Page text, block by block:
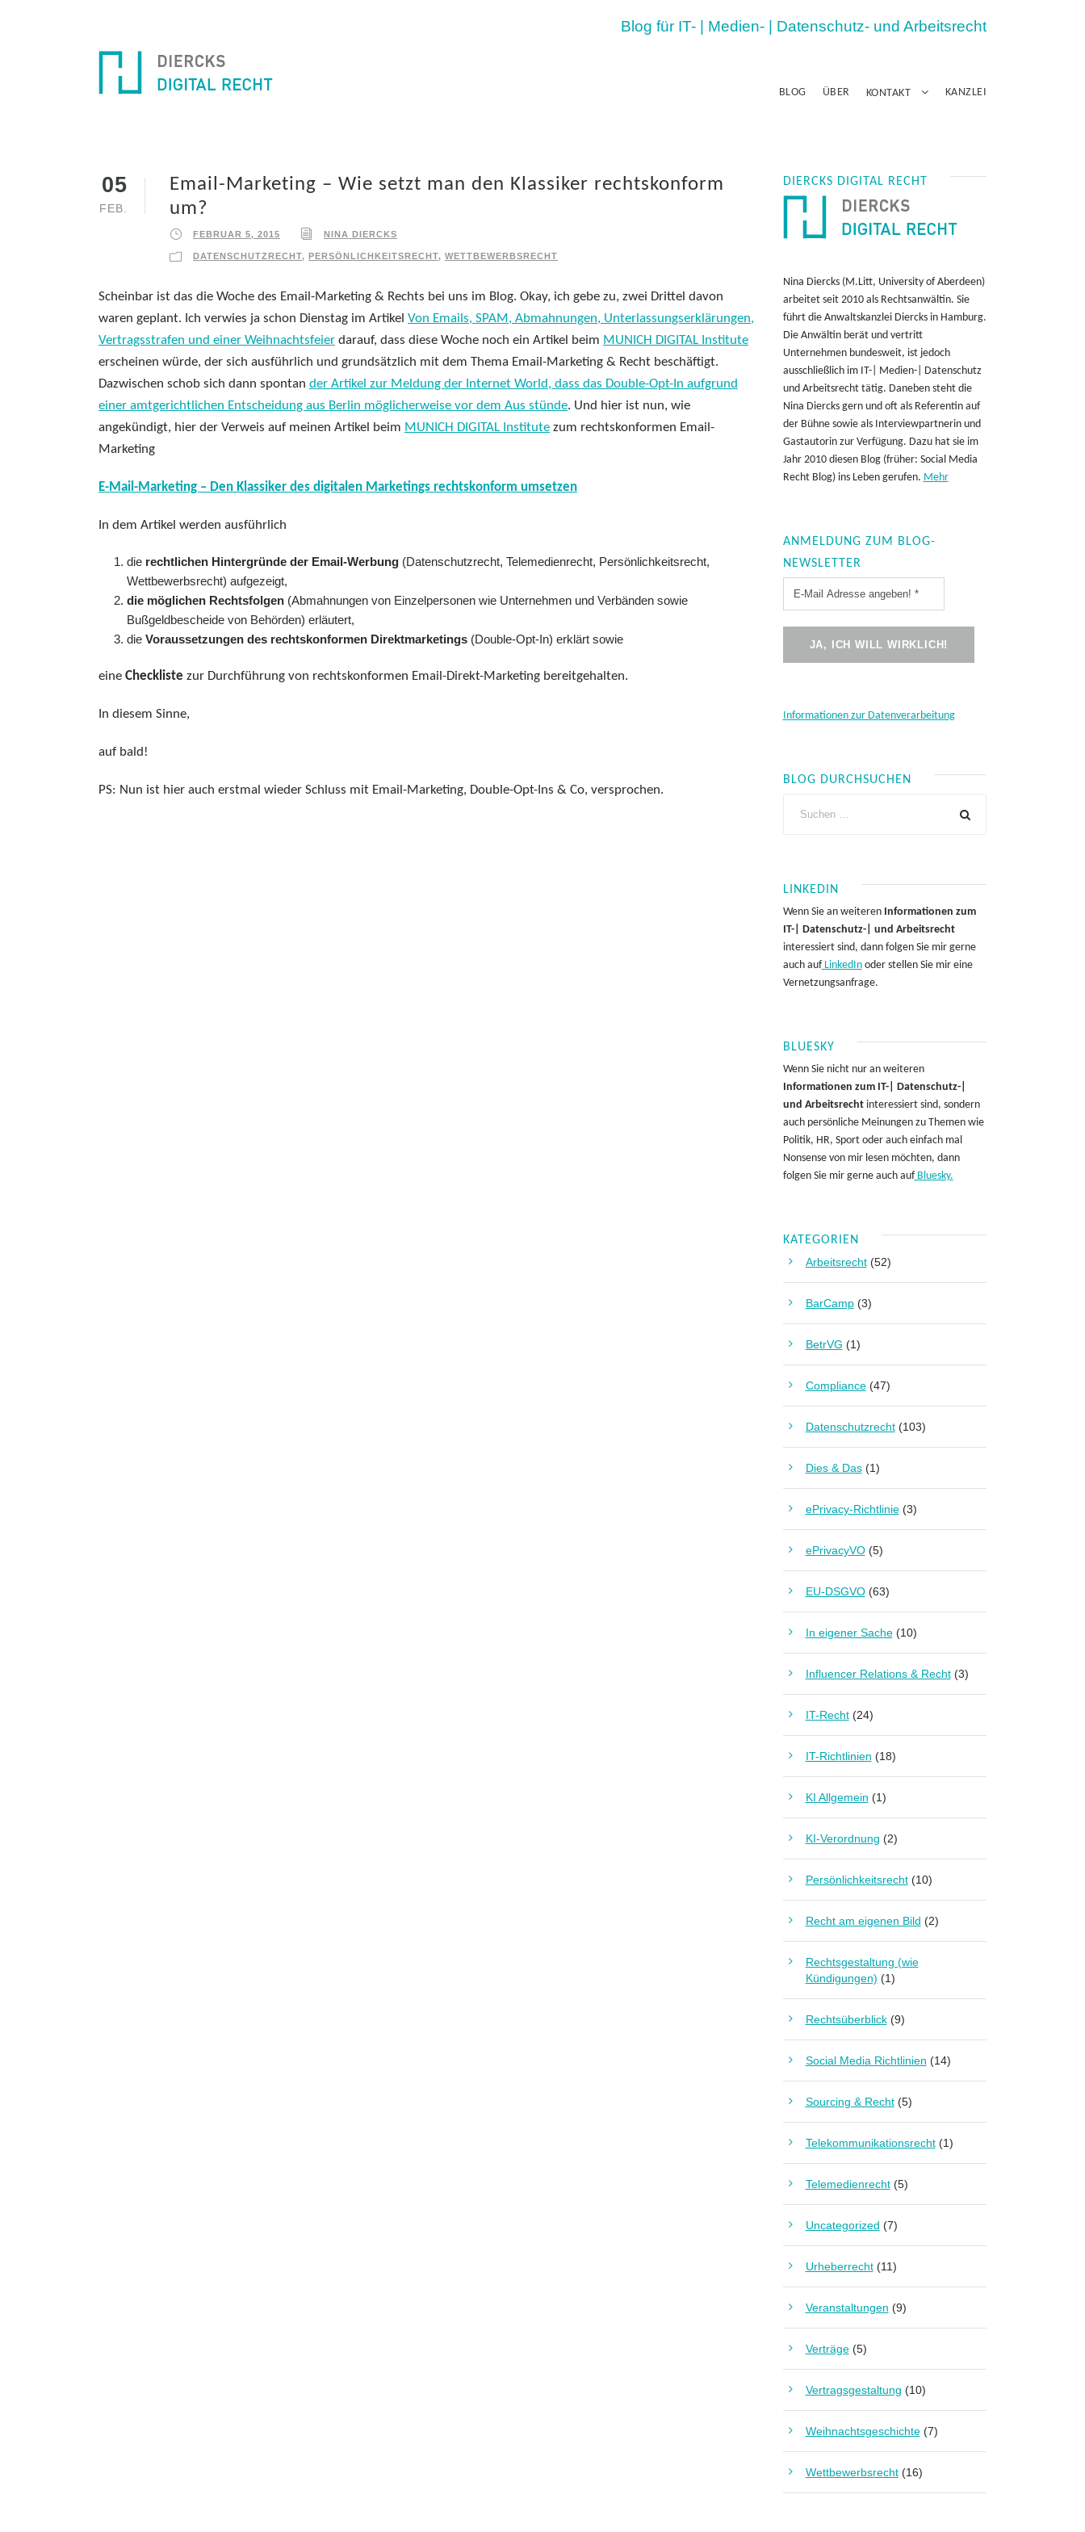
Blog für IT- | Medien- | Datenschutz- und Arbeitsrecht
BLOG ÜBER KONTAKT KANZLEI
05
FEB.
Email-Marketing – Wie setzt man den Klassiker rechtskonform
um?
FEBRUAR 5, 2015 NINA DIERCKS
DATENSCHUTZRECHT, PERSÖNLICHKEITSRECHT, WETTBEWERBSRECHT
Scheinbar ist das die Woche des Email-Marketing & Rechts bei uns im Blog. Okay, ich gebe zu, zwei Drittel davon
waren geplant. Ich verwies ja schon Dienstag im Artikel Von Emails, SPAM, Abmahnungen, Unterlassungserklärungen,
Vertragsstrafen und einer Weihnachtsfeier darauf, dass diese Woche noch ein Artikel beim MUNICH DIGITAL Institute
erscheinen würde, der sich ausführlich und grundsätzlich mit dem Thema Email-Marketing & Recht beschäftigt.
Dazwischen schob sich dann spontan der Artikel zur Meldung der Internet World, dass das Double-Opt-In aufgrund
einer amtgerichtlichen Entscheidung aus Berlin möglicherweise vor dem Aus stünde. Und hier ist nun, wie
angekündigt, hier der Verweis auf meinen Artikel beim MUNICH DIGITAL Institute zum rechtskonformen Email-
Marketing
E-Mail-Marketing – Den Klassiker des digitalen Marketings rechtskonform umsetzen
In dem Artikel werden ausführlich
die rechtlichen Hintergründe der Email-Werbung (Datenschutzrecht, Telemedienrecht, Persönlichkeitsrecht,
Wettbewerbsrecht) aufgezeigt,
die möglichen Rechtsfolgen (Abmahnungen von Einzelpersonen wie Unternehmen und Verbänden sowie
Bußgeldbescheide von Behörden) erläutert,
die Voraussetzungen des rechtskonformen Direktmarketings (Double-Opt-In) erklärt sowie
eine Checkliste zur Durchführung von rechtskonformen Email-Direkt-Marketing bereitgehalten.
In diesem Sinne,
auf bald!
PS: Nun ist hier auch erstmal wieder Schluss mit Email-Marketing, Double-Opt-Ins & Co, versprochen.
DIERCKS DIGITAL RECHT
Nina Diercks (M.Litt, University of Aberdeen)
arbeitet seit 2010 als Rechtsanwältin. Sie
führt die Anwaltskanzlei Diercks in Hamburg.
Die Anwältin berät und vertritt
Unternehmen bundesweit, ist jedoch
ausschließlich im IT-| Medien-| Datenschutz
und Arbeitsrecht tätig. Daneben steht die
Nina Diercks gern und oft als Referentin auf
der Bühne sowie als Interviewpartnerin und
Gastautorin zur Verfügung. Dazu hat sie im
Jahr 2010 diesen Blog (früher: Social Media
Recht Blog) ins Leben gerufen. Mehr
ANMELDUNG ZUM BLOG-
NEWSLETTER
Informationen zur Datenverarbeitung
BLOG DURCHSUCHEN
LINKEDIN
Wenn Sie an weiteren Informationen zum
IT-| Datenschutz-| und Arbeitsrecht
interessiert sind, dann folgen Sie mir gerne
auch aufLinkedInoder stellen Sie mir eine
Vernetzungsanfrage.
BLUESKY
Wenn Sie nicht nur an weiteren
Informationen zum IT-| Datenschutz-|
und Arbeitsrechtinteressiert sind, sondern
auch persönliche Meinungen zu Themen wie
Politik, HR, Sport oder auch einfach mal
Nonsense von mir lesen möchten, dann
folgen Sie mir gerne auch aufBluesky.
KATEGORIEN
Arbeitsrecht(52)
BarCamp(3)
BetrVG (1)
Compliance(47)
Datenschutzrecht(103)
Dies & Das(1)
ePrivacy-Richtlinie(3)
ePrivacyVO(5)
EU-DSGVO(63)
In eigener Sache(10)
Influencer Relations & Recht(3)
IT-Recht(24)
IT-Richtlinien (18)
KI Allgemein (1)
KI-Verordnung (2)
Persönlichkeitsrecht(10)
Recht am eigenen Bild (2)
Rechtsgestaltung (wie
Kündigungen) (1)
Rechtsüberblick(9)
Social Media Richtlinien (14)
Sourcing & Recht(5)
Telekommunikationsrecht(1)
Telemedienrecht(5)
Uncategorized (7)
Urheberrecht(11)
Veranstaltungen (9)
Verträge(5)
Vertragsgestaltung (10)
Weihnachtsgeschichte(7)
Wettbewerbsrecht(16)